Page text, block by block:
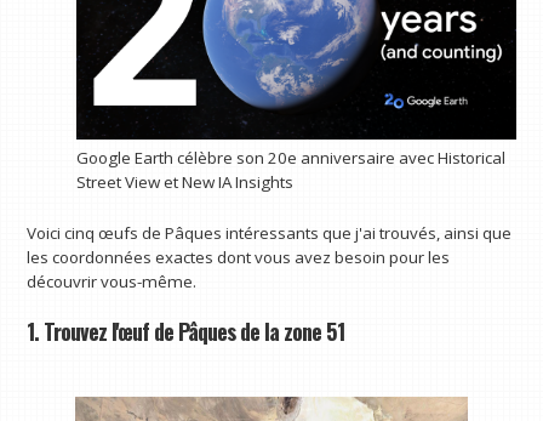
Google Earth célèbre son 20e anniversaire avec Historical
Street View et New IA Insights
Voici cinq œufs de Pâques intéressants que j'ai trouvés, ainsi que
les coordonnées exactes dont vous avez besoin pour les
découvrir vous-même.
1. Trouvez l'œuf de Pâques de la zone 51